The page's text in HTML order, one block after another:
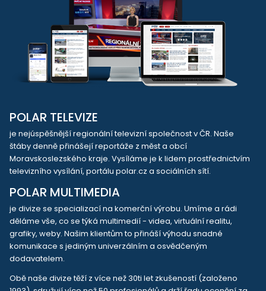
POLAR TELEVIZE
je nejúspěšnější regionální televizní společnost v ČR. Naše
štáby denně přinášejí reportáže z měst a obcí
Moravskoslezského kraje. Vysíláme je k lidem prostřednictvím
televizního vysílání, portálu polar.cz a sociálních sítí.
POLAR MULTIMEDIA
je divize se specializací na komerční výrobu. Umíme a rádi
děláme vše, co se týká multimedií - videa, virtuální realitu,
grafiky, weby. Našim klientům to přináší výhodu snadné
komunikace s jediným univerzálním a osvědčeným
dodavatelem.
Obě naše divize těží z více než 30ti let zkušeností (založeno